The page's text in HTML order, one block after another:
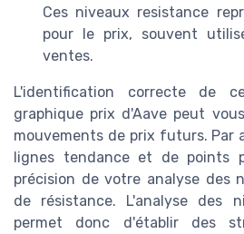
Ces niveaux resistance
pour le prix, souvent
ventes.
L'identification correcte de
graphique prix d'Aave peut
mouvements de prix futurs. Par
lignes tendance et de points
précision de votre analyse des
de résistance. L'analyse des
permet donc d'établir des